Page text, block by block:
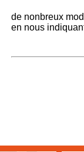
de nonbreux
en nous